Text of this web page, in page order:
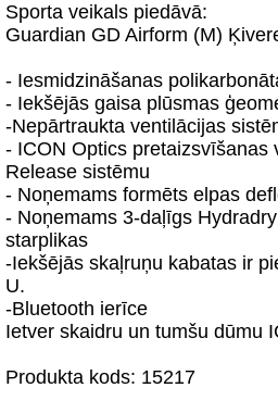
Sporta veikals piedāvā:
Guardian GD Airform (M)
- Iesmidzināšanas
- Iekšējās gaisa plūsmas
-Nepārtraukta ventilācijas
- ICON Optics pretaizsvīšanas
Release sistēmu
- Noņemams formēts elpas
- Noņemams 3-daļīgs
starplikas
-Iekšējās skaļruņu kabatas ir
U.
-Bluetooth ierīce
Ietver skaidru un tumšu dūmu
Produkta kods: 15217